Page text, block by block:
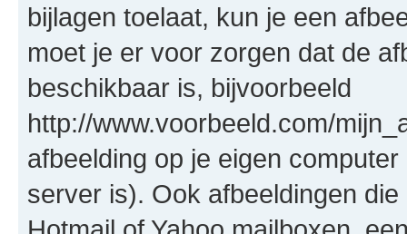
bijlagen toelaat, kun je een
moet je er voor zorgen dat de
beschikbaar is, bijvoorbeeld
http://www.voorbeeld.com/
afbeelding op je eigen
server is). Ook afbeeldingen